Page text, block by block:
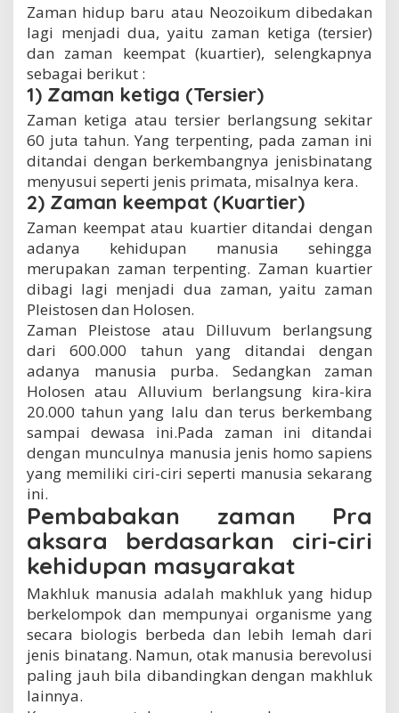
Zaman hidup baru atau Neozoikum dibedakan
lagi menjadi dua, yaitu zaman ketiga (tersier)
dan zaman keempat (kuartier), selengkapnya
sebagai berikut :
1) Zaman ketiga (Tersier)
Zaman ketiga atau tersier berlangsung sekitar
60 juta tahun. Yang terpenting, pada zaman ini
ditandai dengan berkembangnya jenisbinatang
menyusui seperti jenis primata, misalnya kera.
2) Zaman keempat (Kuartier)
Zaman keempat atau kuartier ditandai dengan
adanya kehidupan manusia sehingga
merupakan zaman terpenting. Zaman kuartier
dibagi lagi menjadi dua zaman, yaitu zaman
Pleistosen dan Holosen.
Zaman Pleistose atau Dilluvum berlangsung
dari 600.000 tahun yang ditandai dengan
adanya manusia purba. Sedangkan zaman
Holosen atau Alluvium berlangsung kira-kira
20.000 tahun yang lalu dan terus berkembang
sampai dewasa ini.Pada zaman ini ditandai
dengan munculnya manusia jenis homo sapiens
yang memiliki ciri-ciri seperti manusia sekarang
ini.
Pembabakan zaman Pra
aksara berdasarkan ciri-ciri
kehidupan masyarakat
Makhluk manusia adalah makhluk yang hidup
berkelompok dan mempunyai organisme yang
secara biologis berbeda dan lebih lemah dari
jenis binatang. Namun, otak manusia berevolusi
paling jauh bila dibandingkan dengan makhluk
lainnya.